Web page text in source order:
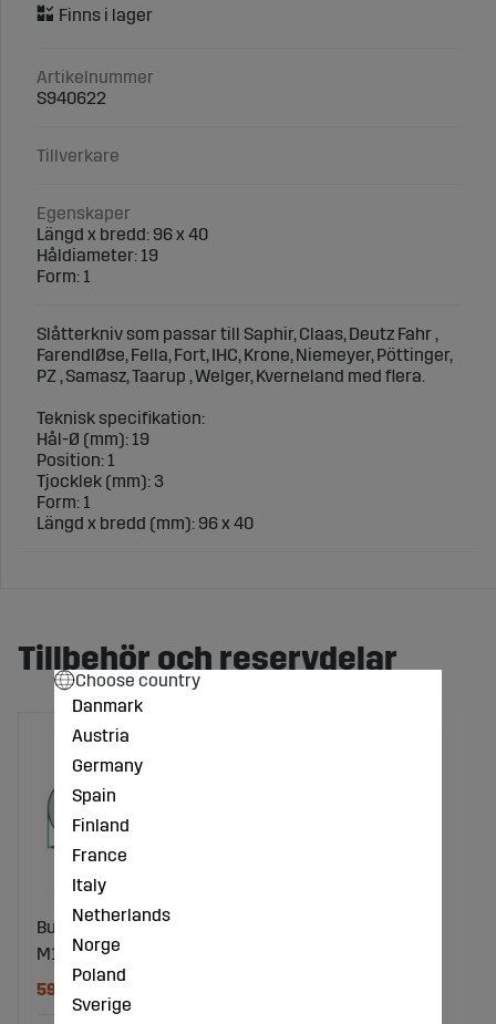
Artikelnummer
S940622
Tillverkare
Egenskaper
Längd x bredd: 96 x 40
Håldiameter: 19
Form: 1
Slåtterkniv som passar till Saphir, Claas, Deutz Fahr ,
FarendlØse, Fella, Fort, IHC, Krone, Niemeyer, Pöttinger,
PZ , Samasz, Taarup , Welger, Kverneland med flera.
Teknisk specifikation:
Hål-Ø (mm): 19
Position: 1
Tjocklek (mm): 3
Form: 1
Längd x bredd (mm): 96 x 40
Tillbehör och reservdelar
Bult För Slåtterkniv
M10x32
59 kr
Choose country
Danmark
Austria
Germany
Spain
Finland
France
Italy
Netherlands
Norge
Poland
Sverige